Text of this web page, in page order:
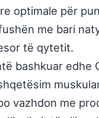
optimale për
me bari
të qytetit.
bashkuar edhe
vazhdon me